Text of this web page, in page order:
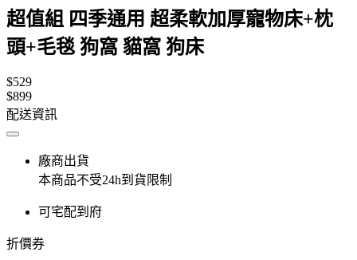
超值組 四季通用 超柔軟加厚寵物床+枕
頭+毛毯 狗窩 貓窩 狗床
$529
$899
配送資訊
廠商出貨
本商品不受24h到貨限制
可宅配到府
折價券